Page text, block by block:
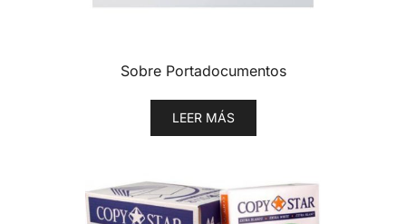
Sobre Portadocumentos
LEER MÁS